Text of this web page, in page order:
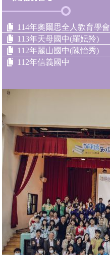
114年奧爾思全人教育學會
113年天母國中(羅妘羚)
112年麗山國中(陳怡秀)
112年信義國中